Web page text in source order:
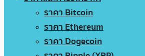
ราคา Bitcoin
ราคา Ethereum
ราคา Dogecoin